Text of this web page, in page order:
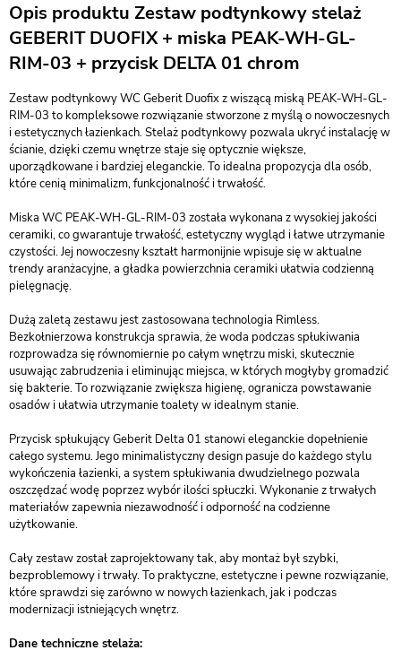
Opis produktu Zestaw podtynkowy stelaż
GEBERIT DUOFIX + miska PEAK-WH-GL-
RIM-03 + przycisk DELTA 01 chrom
Zestaw podtynkowy WC Geberit Duofix z wiszącą miską PEAK-WH-GL-
RIM-03 to kompleksowe rozwiązanie stworzone z myślą o nowoczesnych
i estetycznych łazienkach. Stelaż podtynkowy pozwala ukryć instalację w
ścianie, dzięki czemu wnętrze staje się optycznie większe,
uporządkowane i bardziej eleganckie. To idealna propozycja dla osób,
które cenią minimalizm, funkcjonalność i trwałość.
Miska WC PEAK-WH-GL-RIM-03 została wykonana z wysokiej jakości
ceramiki, co gwarantuje trwałość, estetyczny wygląd i łatwe utrzymanie
czystości. Jej nowoczesny kształt harmonijnie wpisuje się w aktualne
trendy aranżacyjne, a gładka powierzchnia ceramiki ułatwia codzienną
pielęgnację.
Dużą zaletą zestawu jest zastosowana technologia Rimless.
Bezkołnierzowa konstrukcja sprawia, że woda podczas spłukiwania
rozprowadza się równomiernie po całym wnętrzu miski, skutecznie
usuwając zabrudzenia i eliminując miejsca, w których mogłyby gromadzić
się bakterie. To rozwiązanie zwiększa higienę, ogranicza powstawanie
osadów i ułatwia utrzymanie toalety w idealnym stanie.
Przycisk spłukujący Geberit Delta 01 stanowi eleganckie dopełnienie
całego systemu. Jego minimalistyczny design pasuje do każdego stylu
wykończenia łazienki, a system spłukiwania dwudzielnego pozwala
oszczędzać wodę poprzez wybór ilości spłuczki. Wykonanie z trwałych
materiałów zapewnia niezawodność i odporność na codzienne
użytkowanie.
Cały zestaw został zaprojektowany tak, aby montaż był szybki,
bezproblemowy i trwały. To praktyczne, estetyczne i pewne rozwiązanie,
które sprawdzi się zarówno w nowych łazienkach, jak i podczas
modernizacji istniejących wnętrz.
Dane techniczne stelaża: